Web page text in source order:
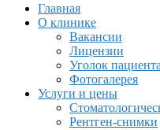
Главная
О клинике
Вакансии
Лицензии
Уголок пациента
Фотогалерея
Услуги и цены
Рентген-снимки